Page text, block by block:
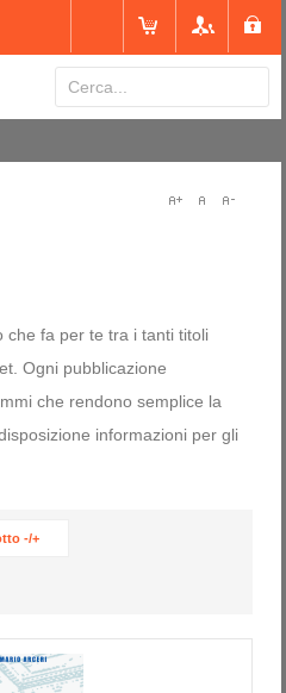
che fa per te tra i tanti titoli
Ogni pubblicazione
che rendono semplice la
informazioni per gli
-/+